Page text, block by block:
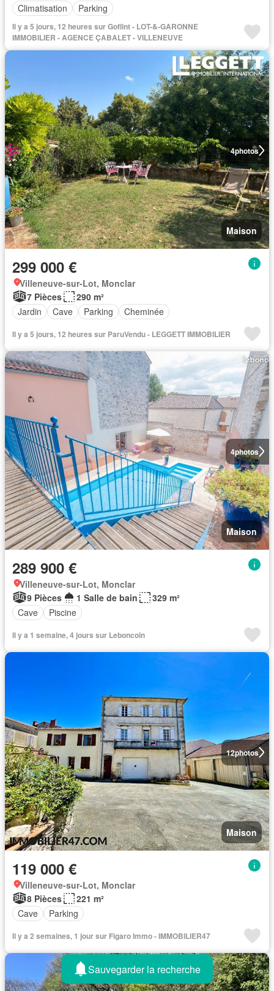
Climatisation
Parking
Il y a 5 jours, 12 heures sur Goflint - LOT-&-GARONNE
IMMOBILIER - AGENCE ÇABALET - VILLENEUVE
4photos
Maison
299 000 €
Villeneuve-sur-Lot, Monclar
7 Pièces
290 m²
Jardin
Cave Parking Cheminée
Il y a 5 jours, 12 heures sur ParuVendu - LEGGETT IMMOBILIER
4photos
Maison
289 900 €
Villeneuve-sur-Lot, Monclar
9 Pièces
1 Salle de bain
329 m²
Cave
Piscine
Il y a 1 semaine, 4 jours sur Leboncoin
12photos
Maison
119 000 €
Villeneuve-sur-Lot, Monclar
8 Pièces
221 m²
Cave
Parking
Il y a 2 semaines, 1 jour sur Figaro Immo - IMMOBILIER47
Sauvegarder la recherche